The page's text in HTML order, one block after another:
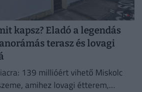
kapsz? Eladó a legendás
terasz és lovagi
139 millióért vihető Miskolc
amihez lovagi étterem,